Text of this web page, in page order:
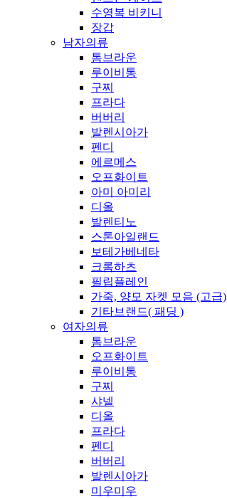
수영복 비키니
장갑
남자의류
톰브라운
루이비통
구찌
프라다
버버리
발렌시아가
펜디
에르메스
오프화이트
아미 아미리
디올
발렌티노
스톤아일랜드
보테가베네타
크롬하츠
필립플레인
가죽, 양모 자켓 모음 (고급)
기타브랜드( 패딩 )
여자의류
톰브라운
오프화이트
루이비통
구찌
샤넬
디올
프라다
펜디
버버리
발렌시아가
미우미우